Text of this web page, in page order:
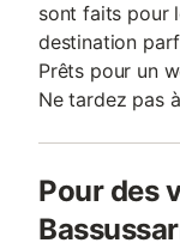
sont faits pour
destination
Prêts pour un
Ne tardez pas
Pour des